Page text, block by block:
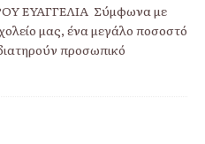
ΕΥΑΓΓΕΛΙΑ Σύμφωνα με
μας, ένα μεγάλο ποσοστό
προσωπικό